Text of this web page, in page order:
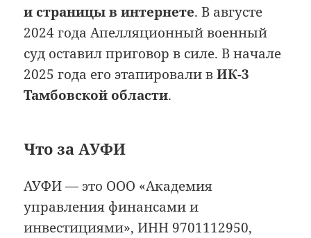
и страницы в интернете. В августе
2024 года Апелляционный военный
суд оставил приговор в силе. В начале
2025 года его этапировали вИК-3
Тамбовской области.
Что за АУФИ
АУФИ — это ООО «Академия
управления финансами и
инвестициями», ИНН 9701112950,